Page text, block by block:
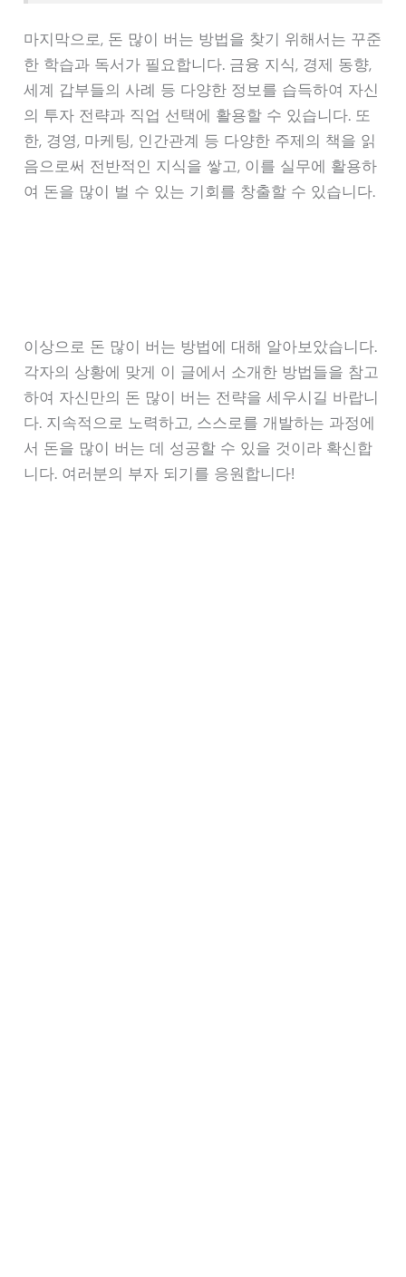
마지막으로, 돈 많이 버는 방법을 찾기 위해서는 꾸준
한 학습과 독서가 필요합니다. 금융 지식, 경제 동향,
세계 갑부들의 사례 등 다양한 정보를 습득하여 자신
의 투자 전략과 직업 선택에 활용할 수 있습니다. 또
한, 경영, 마케팅, 인간관계 등 다양한 주제의 책을 읽
음으로써 전반적인 지식을 쌓고, 이를 실무에 활용하
여 돈을 많이 벌 수 있는 기회를 창출할 수 있습니다.
이상으로 돈 많이 버는 방법에 대해 알아보았습니다.
각자의 상황에 맞게 이 글에서 소개한 방법들을 참고
하여 자신만의 돈 많이 버는 전략을 세우시길 바랍니
다. 지속적으로 노력하고, 스스로를 개발하는 과정에
서 돈을 많이 버는 데 성공할 수 있을 것이라 확신합
니다. 여러분의 부자 되기를 응원합니다!